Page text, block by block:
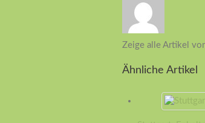
Zeige alle Artikel
Ähnliche Artikel